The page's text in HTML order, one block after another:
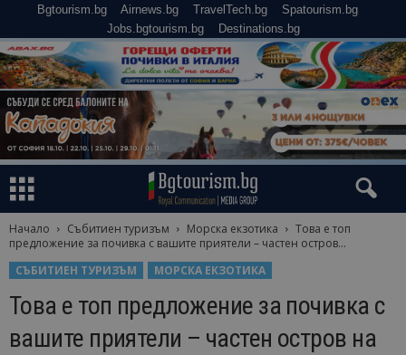
Bgtourism.bg Airnews.bg TravelTech.bg
Spatourism.bg
Jobs.bgtourism.bg
Destinations.bg
Начало Събитиен туризъм Морска екзотика
Това е топ
предложение за почивка с вашите приятели – частен остров...
СЪБИТИЕН ТУРИЗЪМ
МОРСКА ЕКЗОТИКА
Това е топ предложение за почивка с
вашите приятели – частен остров на